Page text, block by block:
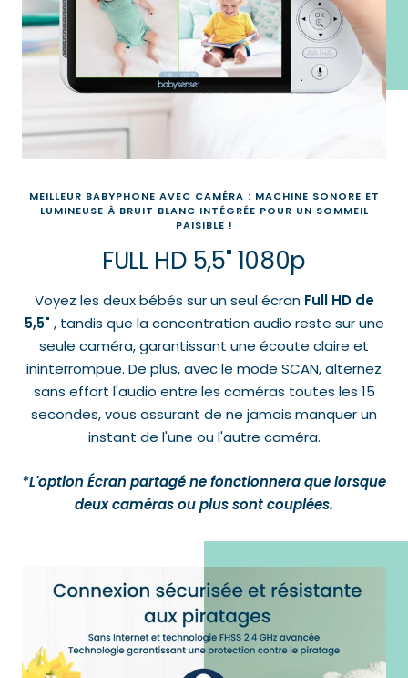
MEILLEUR BABYPHONE AVEC CAMÉRA : MACHINE SONORE ET
LUMINEUSE À BRUIT BLANC INTÉGRÉE POUR UN SOMMEIL
PAISIBLE !
FULL HD 5,5" 1080p
Voyez les deux bébés sur un seul écran Full HD de
5,5" , tandis que la concentration audio reste sur une
seule caméra, garantissant une écoute claire et
ininterrompue. De plus, avec le mode SCAN, alternez
sans effort l'audio entre les caméras toutes les 15
secondes, vous assurant de ne jamais manquer un
instant de l'une ou l'autre caméra.
*L'option Écran partagé ne fonctionnera que lorsque
deux caméras ou plus sont couplées.